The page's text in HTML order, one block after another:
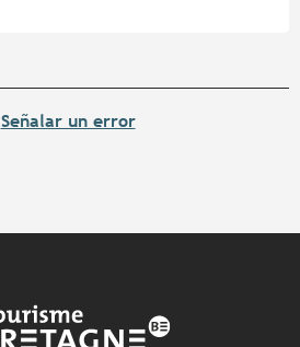
Señalar un error